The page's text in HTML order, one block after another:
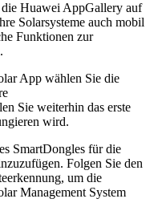
Huawei AppGallery auf
Solarsysteme auch mobil
Funktionen zur
App wählen Sie die
Sie weiterhin das erste
wird.
SmartDongles für die
Folgen Sie den
um die
Management System